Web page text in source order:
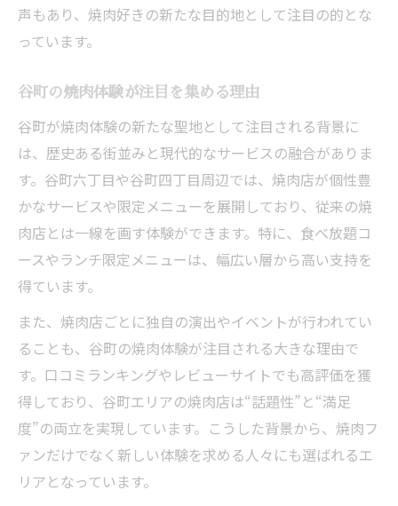
声もあり、焼肉好きの新たな目的地として注目の的とな
っています。
谷町の焼肉体験が注目を集める理由
谷町が焼肉体験の新たな聖地として注目される背景に
は、歴史ある街並みと現代的なサービスの融合がありま
す。谷町六丁目や谷町四丁目周辺では、焼肉店が個性豊
かなサービスや限定メニューを展開しており、従来の焼
肉店とは一線を画す体験ができます。特に、食べ放題コ
ースやランチ限定メニューは、幅広い層から高い支持を
得ています。
また、焼肉店ごとに独自の演出やイベントが行われてい
ることも、谷町の焼肉体験が注目される大きな理由で
す。口コミランキングやレビューサイトでも高評価を獲
得しており、谷町エリアの焼肉店は“話題性”と“満足
度”の両立を実現しています。こうした背景から、焼肉フ
ァンだけでなく新しい体験を求める人々にも選ばれるエ
リアとなっています。